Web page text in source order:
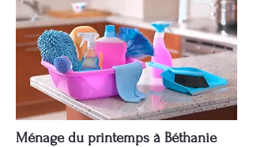
Ménage du printemps à Béthanie